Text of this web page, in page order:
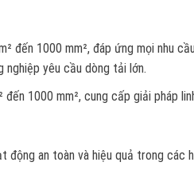
đến 1000 mm², đáp ứng mọi nhu
nghiệp yêu cầu dòng tải lớn.
đến 1000 mm², cung cấp giải pháp
an toàn và hiệu quả trong các